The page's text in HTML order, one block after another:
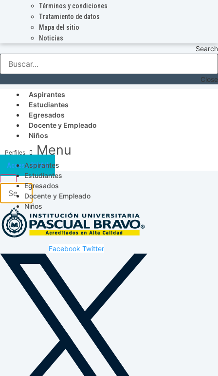
Términos y condiciones
Tratamiento de datos
Mapa del sitio
Noticias
Search
Close
Aspirantes
Estudiantes
Egresados
Docente y Empleado
Niños
Menu
Aspirantes
Estudiantes
Egresados
Docente y Empleado
Niños
Acceso SICAU
Facebook Twitter